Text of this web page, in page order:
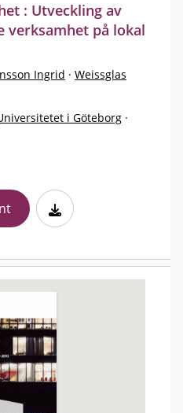
: Utveckling av
verksamhet på lokal
Ingrid · Weissglas
i Göteborg ·